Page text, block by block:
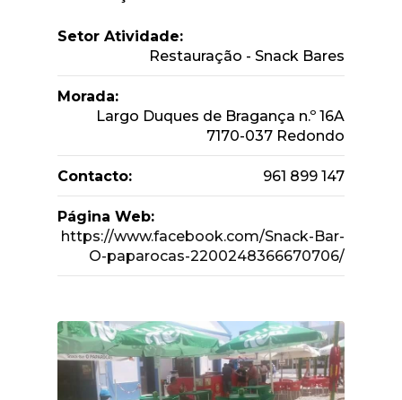
Setor Atividade:
Restauração - Snack Bares
Morada:
Largo Duques de Bragança n.º 16A
7170-037 Redondo
Contacto: 961 899 147
Página Web:
https://www.facebook.com/Snack-Bar-
O-paparocas-2200248366670706/